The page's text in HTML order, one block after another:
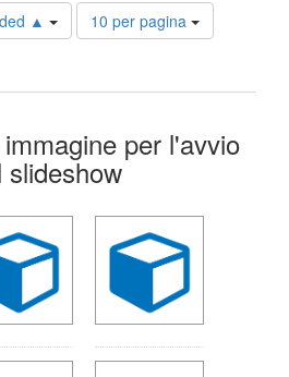
▲
Risultati
per
10 per pagina
per l'avvio
slideshow